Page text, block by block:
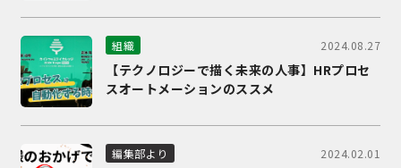
組織 2024.08.27
【テクノロジーで描く未来の人事】HRプロセ
スオートメーションのススメ
編集部より 2024.02.01